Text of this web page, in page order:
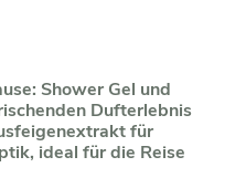
Shower Gel und
Dufterlebnis
für
ideal für die Reise